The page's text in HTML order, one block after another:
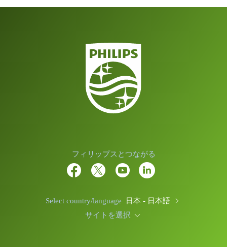
フィリップスとつながる
Select country/language
日本 - 日本語
サイトを選択